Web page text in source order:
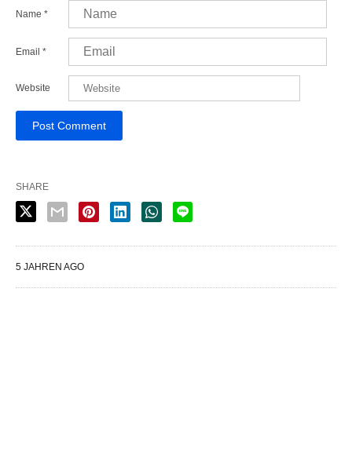
Name *
Email *
Website
SHARE
5 JAHREN AGO